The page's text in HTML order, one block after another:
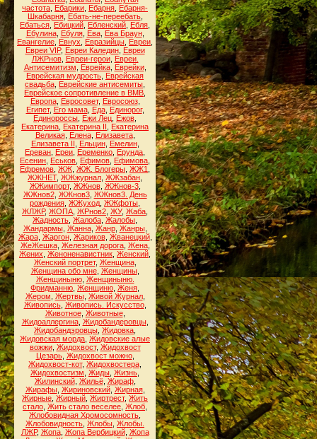
частота Ебарики Ебарня Ебарня-
Шкабарня, Ебать-не-переебать,
Ебаться Ебицкий Ебленский Ебля
Ебулина, Ебуля, Ева, Ева Браун,
Евангелие Евнух Евразийцы Евреи
Евреи VIP, Евреи Каледин, Евреи
ЛЖРнов, Евреи-герои, Евреи.
Антисемитизм
Еврейка, Еврейки,
Еврейская мудрость Еврейская
свадьба Еврейские антисемиты
Еврейское сопротивление в ВМВ
Европа, Евросовет, Евросоюз,
Египет, Его мама, Еда, Единорог,
Единороссы Ежи Лец Ежов
Екатерина Екатерина II
Екатерина
Великая, Елена, Елизавета,
Елизавета II
Ельцин, Емелин,
Ереван Ереи Еременко Ерунда
Есенин Еськов Ефимов Ефимова
Ефремов ЖЖ ЖЖ. Блогеры ЖЖ1
ЖЖНЕТ, ЖЖжурнал ЖЖзабан
ЖЖимпорт, ЖЖнов, ЖЖнов-3,
ЖЖнов2, ЖЖнов3, ЖЖнов3. День
рождения ЖЖуход ЖЖфоты
ЖЛЖР, ЖОПА ЖРнов2 ЖУ, Жаба
Жадность Жалоба Жалобы
Жандармы, Жанна, Жанр, Жанры,
Жара, Жаргон, Жариков, Жванецкий,
ЖеЖешка, Железная дорога, Жена,
Жених Женоненавистник Женский
Женский портрет, Женщина,
Женщина обо мне, Женщины,
Женщиныню, Женщиныню.
Фридманню Женщиню Женя
Жером Жертвы, Живой Журнал,
Живопись, Живопись. Искусство,
Животное, Животные,
Жидоаллергина, Жидобандеровцы,
Жидобандэровцы Жидовка
Жидовская морда Жидовские алые
вожжи, Жидохвост, Жидохвост
Цезарь, Жидохвост можно,
Жидохвост-кот, Жидохвостера
Жидохвостизм Жиды Жизнь
Жилинский, Жильё, Жираф,
Жирафы, Жириновский, Жирная,
Жирные Жирный Жиртрест, Жить
стало Жить стало веселее Жлоб
Жлобовидная Хромосомность
Жлобовидность Жлобы Жлобы.
ЛЖР, Жопа, Жопа Вербицкий, Жопа